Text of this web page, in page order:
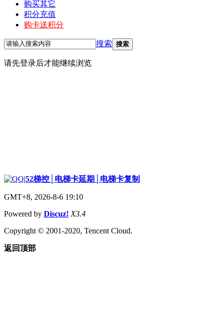
购买其它
积分充值
购卡送积分
搜索 搜索
请先登录后才能继续浏览
|52梯控│电梯卡延期│电梯卡复制
GMT+8, 2026-8-6 19:10
Powered by Discuz! X3.4
Copyright © 2001-2020, Tencent Cloud.
返回顶部